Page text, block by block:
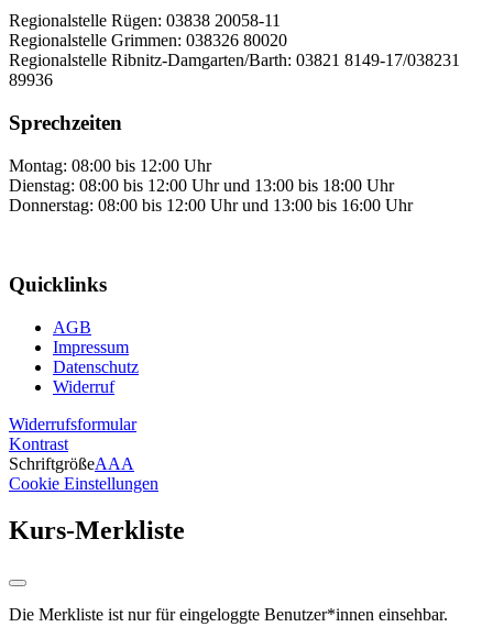
Regionalstelle Rügen: 03838 20058-11
Regionalstelle Grimmen: 038326 80020
Regionalstelle Ribnitz-Damgarten/Barth: 03821 8149-17/038231
89936
Sprechzeiten
Montag: 08:00 bis 12:00 Uhr
Dienstag: 08:00 bis 12:00 Uhr und 13:00 bis 18:00 Uhr
Donnerstag: 08:00 bis 12:00 Uhr und 13:00 bis 16:00 Uhr
Quicklinks
AGB
Impressum
Datenschutz
Widerruf
Widerrufsformular
Kontrast
SchriftgrößeAAA
Cookie Einstellungen
Kurs-Merkliste
Die Merkliste ist nur für eingeloggte Benutzer*innen einsehbar.